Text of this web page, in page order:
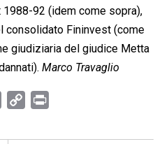
92 (idem come sopra),
consolidato Fininvest (come
giudiziaria del giudice Metta
Marco Travaglio
a
p
i